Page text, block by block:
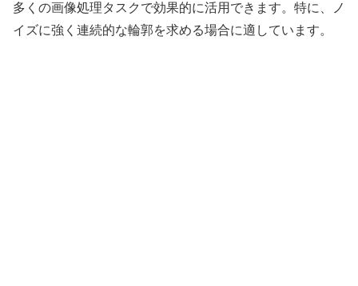
多くの画像処理タスクで効果的に活用できます。特に、ノ
イズに強く連続的な輪郭を求める場合に適しています。